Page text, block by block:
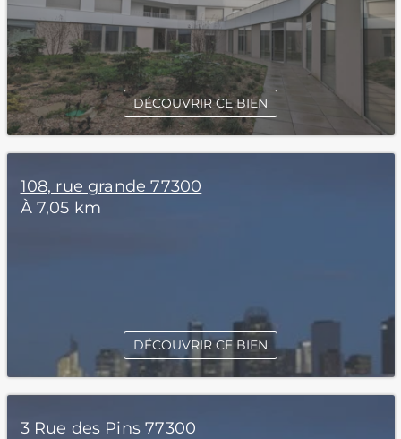
DÉCOUVRIR CE BIEN
108, rue grande 77300
À 7,05 km
DÉCOUVRIR CE BIEN
3 Rue des Pins 77300